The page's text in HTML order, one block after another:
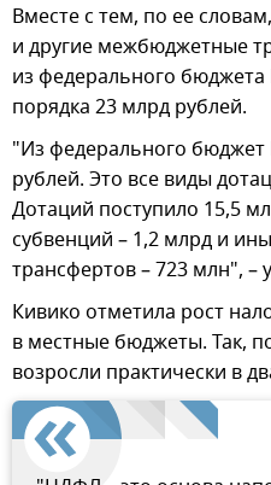
Вместе с тем, по ее
и другие межбюджетные
из федерального
порядка 23 млрд рублей.
"Из федерального
рублей. Это все виды
Дотаций поступило 15,5
субвенций – 1,2 млрд и
трансфертов – 723 млн", –
Кивико отметила рост
в местные бюджеты. Так,
возросли практически в